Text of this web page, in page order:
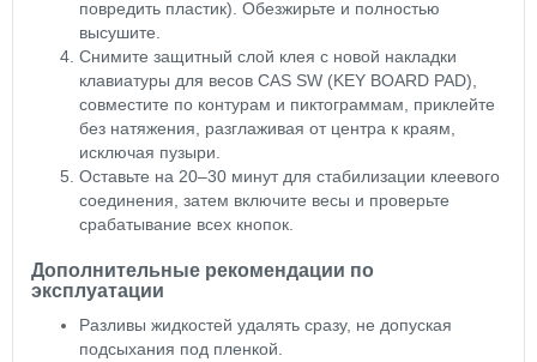
повредить пластик). Обезжирьте и полностью
высушите.
Снимите защитный слой клея с новой накладки
клавиатуры для весов CAS SW (KEY BOARD PAD),
совместите по контурам и пиктограммам, приклейте
без натяжения, разглаживая от центра к краям,
исключая пузыри.
Оставьте на 20–30 минут для стабилизации клеевого
соединения, затем включите весы и проверьте
срабатывание всех кнопок.
Дополнительные рекомендации по
эксплуатации
Разливы жидкостей удалять сразу, не допуская
подсыхания под пленкой.